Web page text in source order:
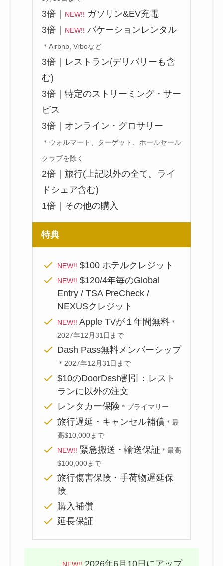
3倍｜ NEW!! ガソリン&EV充電
3倍｜ NEW!! バケーションレンタル
＊Airbnb, Vrboなど
3倍｜レストラン(デリバリーも含
む)
3倍｜特定のストリーミング・サー
ビス
3倍｜オンライン・グロサリー
＊ウォルマート、ターゲット、ホールセール
クラブを除く
2倍｜旅行(上記以外の全て。ライ
ドシェア含む)
1倍｜その他の購入
特典
NEW!! $100 ホテルクレジット
NEW!! $120/4年毎のGlobal
Entry / TSA PreCheck /
NEXUSクレジット
NEW!! Apple TVが１年間無料 ＊
2027年12月31日まで
Dash Pass無料メンバーシップ
＊2027年12月31日まで
$10のDoorDash割引：レスト
ランに以外の注文
レンタカー保険 ＊プライマリー
旅行遅延・キャンセル補償 ＊最
高$10,000まで
NEW!! 緊急搬送・輸送保証 ＊最高
$100,000まで
旅行傷害保険・手荷物遅延保
険
購入補償
延長保証
NEW!! 2026年6月10日にアップ